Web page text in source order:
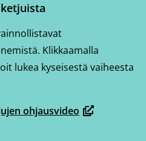
Klikkaamalla
lukea kyseisestä vaiheesta
ohjausvideo